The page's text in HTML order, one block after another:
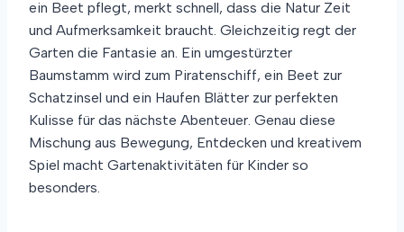
ein Beet pflegt, merkt schnell, dass die Natur Zeit
und Aufmerksamkeit braucht. Gleichzeitig regt der
Garten die Fantasie an. Ein umgestürzter
Baumstamm wird zum Piratenschiff, ein Beet zur
Schatzinsel und ein Haufen Blätter zur perfekten
Kulisse für das nächste Abenteuer. Genau diese
Mischung aus Bewegung, Entdecken und kreativem
Spiel macht Gartenaktivitäten für Kinder so
besonders.